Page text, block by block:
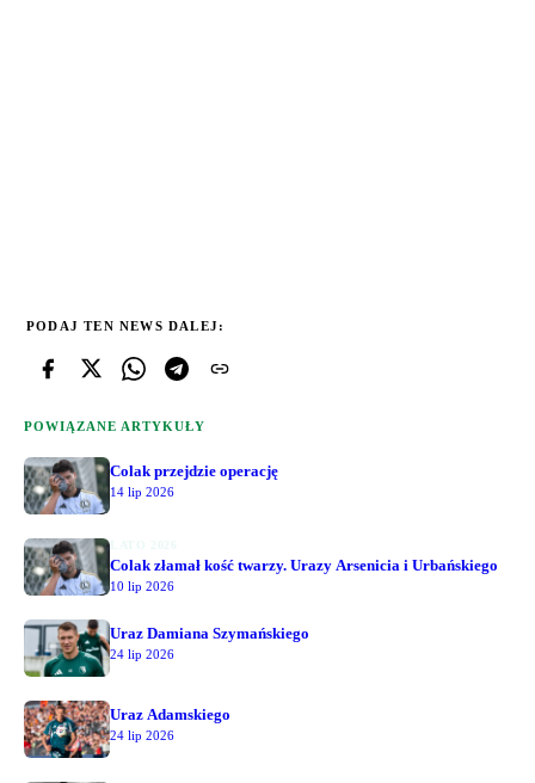
PODAJ TEN NEWS DALEJ:
POWIĄZANE ARTYKUŁY
Colak przejdzie operację
14 lip 2026
Colak złamał kość twarzy. Urazy Arsenicia i Urbańskiego
10 lip 2026
Uraz Damiana Szymańskiego
24 lip 2026
Uraz Adamskiego
24 lip 2026